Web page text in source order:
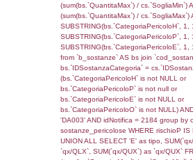
sql: SELECT
rofi.DescAltro